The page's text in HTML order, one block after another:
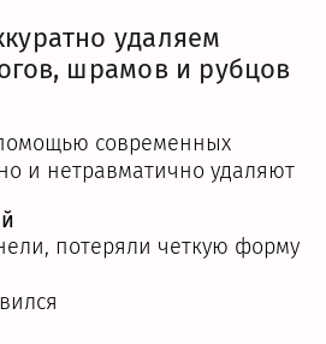
удаляем
шрамов и рубцов
современных
и нетравматично удаляют
потеряли четкую форму